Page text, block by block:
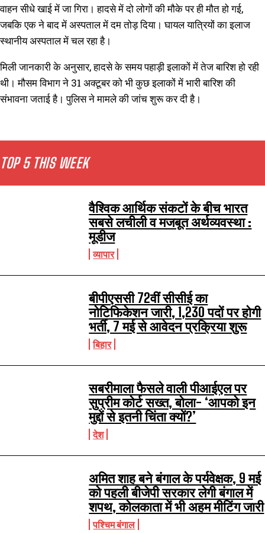
TOP 5 THIS WEEK
वैश्विक आर्थिक संकटों के बीच भारत
सबसे लचीली व मजबूत अर्थव्यवस्था :
मूडीज
व्यापार
बीपीएससी 72वीं सीसीई का
नोटिफिकेशन जारी, 1,230 पदों पर होगी
भर्ती, 7 मई से आवेदन प्रक्रिया शुरू
बिहार
सबरीमाला फैसले वाली पीआईएल पर
सुप्रीम कोर्ट सख्त, बोला- ‘आपको इन
मुद्दों से इतनी चिंता क्यों?’
देश
अमित शाह बने बंगाल के पर्यवेक्षक, 9 मई
को पहली बीजेपी सरकार लेगी बंगाल में
शपथ, कोलकाता में भी अहम मीटिंग जारी
पश्चिम बंगाल
वाहन सीधे खाई में जा गिरा। हादसे में दो लोगों की मौके पर ही मौत हो गई,
जबकि एक ने बाद में अस्पताल में दम तोड़ दिया। घायल यात्रियों का इलाज
स्थानीय अस्पताल में चल रहा है।
मिली जानकारी के अनुसार, हादसे के समय पहाड़ी इलाकों में तेज बारिश हो रही
थी। मौसम विभाग ने 31 अक्टूबर को भी कुछ इलाकों में भारी बारिश की
संभावना जताई है। पुलिस ने मामले की जांच शुरू कर दी है।